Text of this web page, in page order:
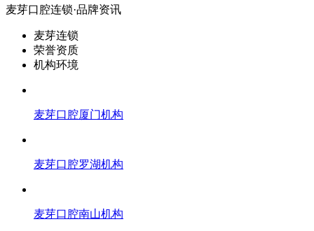
麦芽口腔连锁·品牌资讯
麦芽连锁
荣誉资质
机构环境
麦芽口腔厦门机构
麦芽口腔罗湖机构
麦芽口腔南山机构